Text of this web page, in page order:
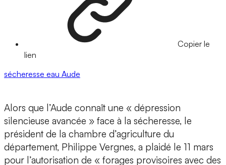
Copier le
lien
sécheresse eau Aude
Alors que l’Aude connaît une « dépression
silencieuse avancée » face à la sécheresse, le
président de la chambre d’agriculture du
département, Philippe Vergnes, a plaidé le 11 mars
pour l’autorisation de « forages provisoires avec des